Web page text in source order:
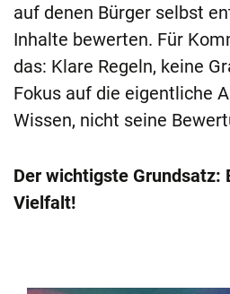
auf denen Bürger selbst
Inhalte bewerten. Für
das: Klare Regeln, keine
Fokus auf die eigentliche
Wissen, nicht seine
Der wichtigste Grundsatz:
Vielfalt!